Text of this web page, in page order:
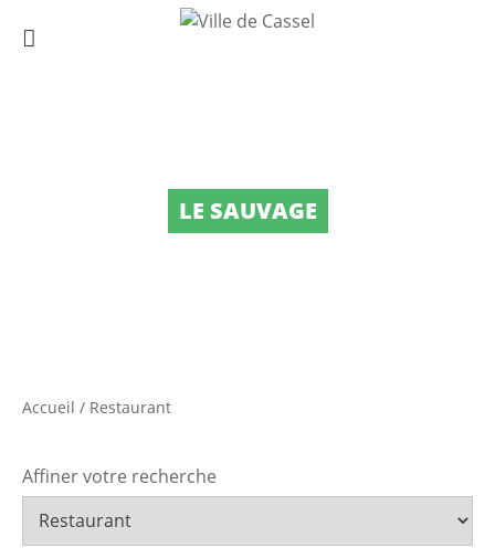
LE SAUVAGE
Accueil / Restaurant
Affiner votre recherche